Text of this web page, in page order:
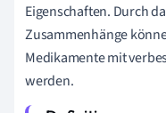
Eigenschaften. Durch
Zusammenhänge
Medikamente mit
werden.